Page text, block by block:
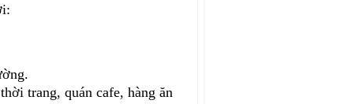
trang, quán cafe, hàng ăn